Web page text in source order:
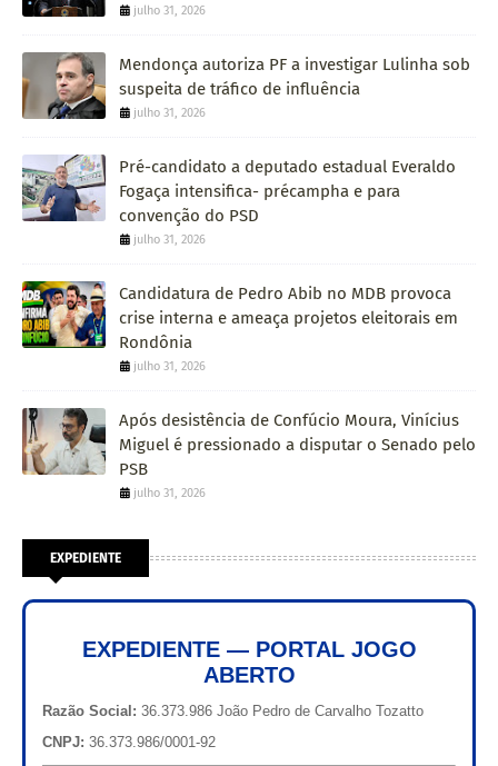
julho 31, 2026
Mendonça autoriza PF a investigar Lulinha sob
suspeita de tráfico de influência
julho 31, 2026
Pré-candidato a deputado estadual Everaldo
Fogaça intensifica- précampha e para
convenção do PSD
julho 31, 2026
Candidatura de Pedro Abib no MDB provoca
crise interna e ameaça projetos eleitorais em
Rondônia
julho 31, 2026
Após desistência de Confúcio Moura, Vinícius
Miguel é pressionado a disputar o Senado pelo
PSB
julho 31, 2026
EXPEDIENTE
EXPEDIENTE — PORTAL JOGO
ABERTO
Razão Social: 36.373.986 João Pedro de Carvalho Tozatto
CNPJ: 36.373.986/0001-92